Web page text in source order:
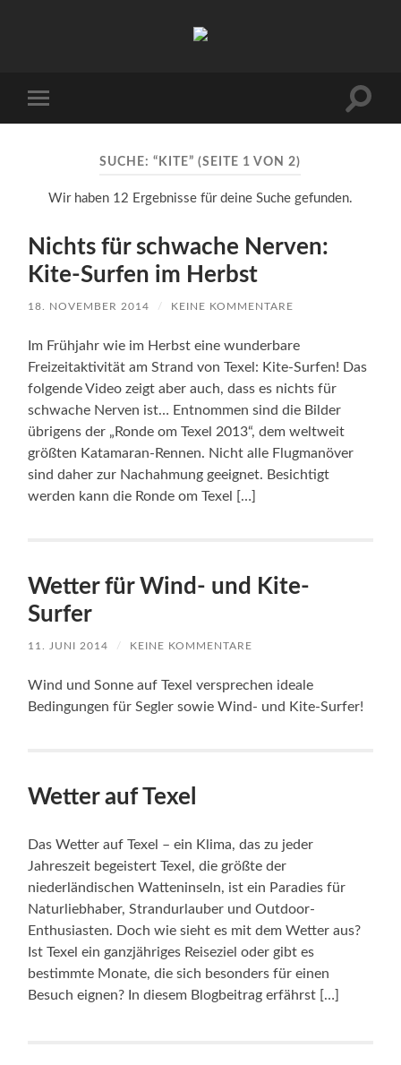
Familie
Menü
SUCHE: “KITE”(SEITE 1 VON 2)
Wir haben 12 Ergebnisse für deine Suche gefunden.
Nichts für schwache Nerven:
Kite-Surfen im Herbst
18. NOVEMBER 2014 / KEINE KOMMENTARE
Im Frühjahr wie im Herbst eine wunderbare
Freizeitaktivität am Strand von Texel: Kite-Surfen! Das
folgende Video zeigt aber auch, dass es nichts für
schwache Nerven ist… Entnommen sind die Bilder
übrigens der „Ronde om Texel 2013“, dem weltweit
größten Katamaran-Rennen. Nicht alle Flugmanöver
sind daher zur Nachahmung geeignet. Besichtigt
werden kann die Ronde om Texel […]
Wetter für Wind- und Kite-
Surfer
11. JUNI 2014 / KEINE KOMMENTARE
Wind und Sonne auf Texel versprechen ideale
Bedingungen für Segler sowie Wind- und Kite-Surfer!
Wetter auf Texel
Das Wetter auf Texel – ein Klima, das zu jeder
Jahreszeit begeistert Texel, die größte der
niederländischen Watteninseln, ist ein Paradies für
Naturliebhaber, Strandurlauber und Outdoor-
Enthusiasten. Doch wie sieht es mit dem Wetter aus?
Ist Texel ein ganzjähriges Reiseziel oder gibt es
bestimmte Monate, die sich besonders für einen
Besuch eignen? In diesem Blogbeitrag erfährst […]